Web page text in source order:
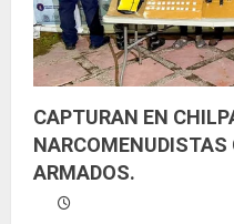
CAPTURAN EN
NARCOMENUDISTAS
ARMADOS.